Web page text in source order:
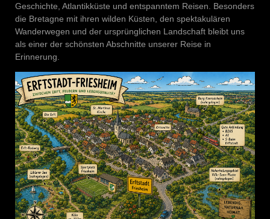
Geschichte, Atlantikküste und entspanntem Reisen. Besonders
die Bretagne mit ihren wilden Küsten, den spektakulären
Wanderwegen und der ursprünglichen Landschaft bleibt uns
als einer der schönsten Abschnitte unserer Reise in
Erinnerung.